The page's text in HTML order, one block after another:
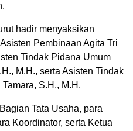
hadir menyaksikan
Pembinaan Agita Tri
Tindak Pidana Umum
M.H., serta Asisten Tindak
S.H., M.H.
Tata Usaha, para
Koordinator, serta Ketua